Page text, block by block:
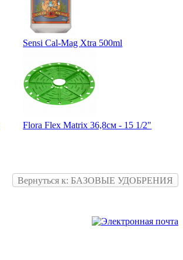
Sensi Cal-Mag Xtra 500ml
Flora Flex Matrix 36,8см - 15 1/2"
Вернуться к: БАЗОВЫЕ УДОБРЕНИЯ